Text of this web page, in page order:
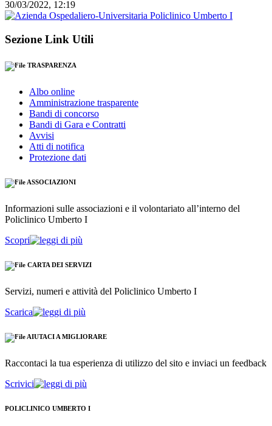
30/03/2022, 12:19
Sezione Link Utili
TRASPARENZA
Albo online
Amministrazione trasparente
Bandi di concorso
Bandi di Gara e Contratti
Avvisi
Atti di notifica
Protezione dati
ASSOCIAZIONI
Informazioni sulle associazioni e il volontariato all’interno del
Policlinico Umberto I
Scopri
CARTA DEI SERVIZI
Servizi, numeri e attività del Policlinico Umberto I
Scarica
AIUTACI A MIGLIORARE
Raccontaci la tua esperienza di utilizzo del sito e inviaci un feedback
Scrivici
POLICLINICO UMBERTO I